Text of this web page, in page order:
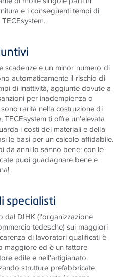
e i conseguenti tempi di
scadenze e un minor numero di
automaticamente il rischio di
di inattività, aggiunte dovute a
per inadempienza o
rarità nella costruzione di
ti offre un'elevata
i costi dei materiali e della
le basi per un calcolo affidabile.
da anni lo sanno bene: con le
puoi guadagnare bene e
specialisti
DIHK (l'organizzazione
tedesche) sui maggiori
di lavoratori qualificati è
maggiore ed è un fattore
edile e nell'artigianato.
strutture prefabbricate